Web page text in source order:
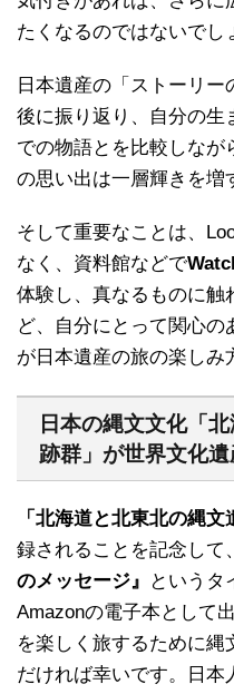
たくなるのではないでし
日本遺産の「ストーリ
後に振り返り、自分の生
での物語とを比較しなが
の思い出は一層輝きを増
そして重要なことは、
なく、資料館などで
体験し、真なるものに触
ど、自分にとって関心の
が日本遺産の旅の楽しみ
日本の縄文文化「
跡群」が世界文化遺
「北海道と北東北の縄文
録されることを記念して
のメッセージ』
というタ
Amazonの電子本として
を楽しく旅するために縄
だければ幸いです。日本